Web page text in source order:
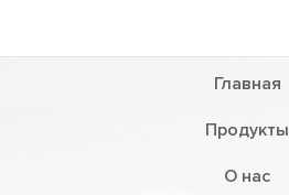
Главная
Продукты
О нас